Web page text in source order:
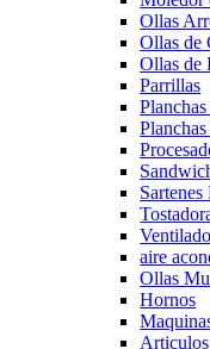
Ollas
Ollas de
Ollas de
Parrillas
aire
Ollas
Hornos